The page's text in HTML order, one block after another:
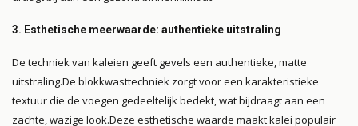
3. Esthetische meerwaarde: authentieke uitstraling
De techniek van kaleien geeft gevels een authentieke, matte
uitstraling.De blokkwasttechniek zorgt voor een karakteristieke
textuur die de voegen gedeeltelijk bedekt, wat bijdraagt aan een
zachte, wazige look.Deze esthetische waarde maakt kalei populair